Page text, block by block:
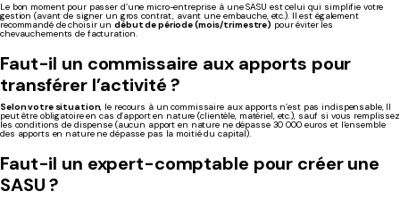
Le bon moment pour passer d’une micro-entreprise à une SASU est celui qui simplifie votre
gestion (avant de signer un gros contrat, avant une embauche, etc.). Il est également
recommandé de choisir un début de période (mois/trimestre) pour éviter les
chevauchements de facturation.
Faut-il un commissaire aux apports pour
transférer l’activité ?
Selon votre situation, le recours à un commissaire aux apports n’est pas indispensable, Il
peut être obligatoire en cas d’apport en nature (clientèle, matériel, etc.), sauf si vous remplissez
les conditions de dispense (aucun apport en nature ne dépasse 30 000 euros et l’ensemble
des apports en nature ne dépasse pas la moitié du capital).
Faut-il un expert-comptable pour créer une
SASU ?